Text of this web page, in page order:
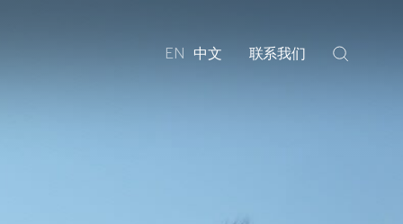
EN 中文 联系我们